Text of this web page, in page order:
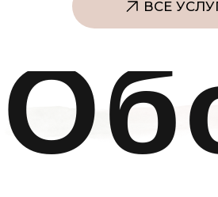
Scarlet S
нежелательных волос на любых участках тела с
долговременным результатом и встроенной
системой охлаждения для комфорта клиента.